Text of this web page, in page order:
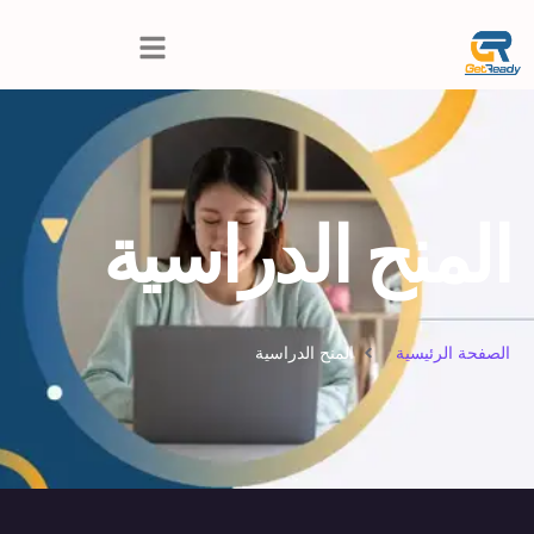
المنح الدراسية
الصفحة الرئيسية المنح الدراسية